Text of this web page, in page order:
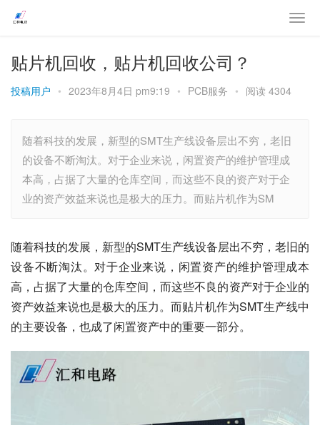
贴片机回收，贴片机回收公司？
投稿用户 • 2023年8月4日 pm9:19 • PCB服务 • 阅读 4304
随着科技的发展，新型的SMT生产线设备层出不穷，老旧
的设备不断淘汰。对于企业来说，闲置资产的维护管理成
本高，占据了大量的仓库空间，而这些不良的资产对于企
业的资产效益来说也是极大的压力。而贴片机作为SM
随着科技的发展，新型的SMT生产线设备层出不穷，老旧的
设备不断淘汰。对于企业来说，闲置资产的维护管理成本
高，占据了大量的仓库空间，而这些不良的资产对于企业的
资产效益来说也是极大的压力。而贴片机作为SMT生产线中
的主要设备，也成了闲置资产中的重要一部分。